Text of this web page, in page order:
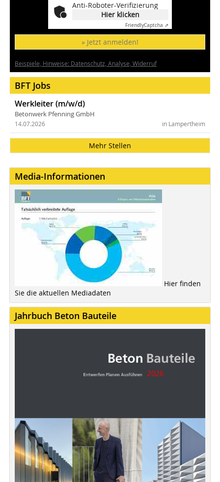
Anti-Roboter-Verifizierung
Hier klicken
FriendlyCaptcha ⇗
» Jetzt anmelden!
Beispiele, Hinweise: Datenschutz, Analyse, Widerruf
BFT Jobs
Werkleiter (m/w/d)
Betonwerk Pfenning GmbH
in Lampertheim
14.07.2026
Mehr Stellen
Media-Informationen
Hier finden
Sie die aktuellen Mediadaten
Jahrbuch Beton Bauteile